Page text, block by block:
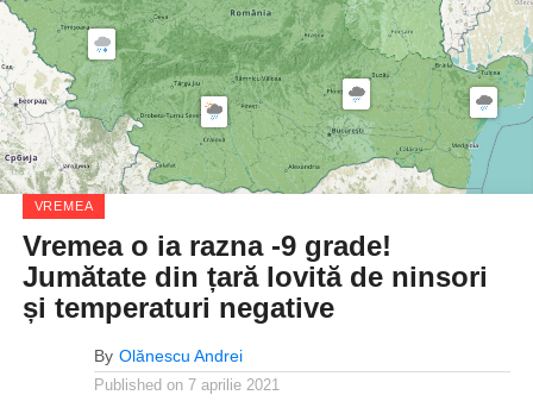
VREMEA
Vremea o ia razna -9 grade!
Jumătate din țară lovită de ninsori
și temperaturi negative
By Olănescu Andrei
Published on 7 aprilie 2021